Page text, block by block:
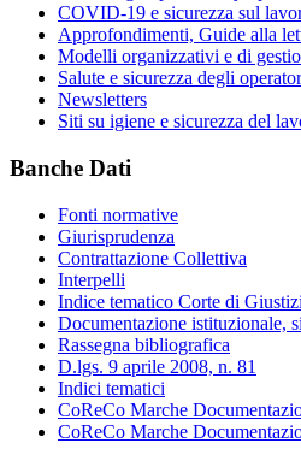
COVID-19 e sicurezza sul
Approfondimenti, Guide alla
Modelli organizzativi e di
Salute e sicurezza degli
Newsletters
Siti su igiene e sicurezza del
Banche Dati
Fonti normative
Giurisprudenza
Contrattazione Collettiva
Interpelli
Indice tematico Corte di
Documentazione istituzionale,
Rassegna bibliografica
D.lgs. 9 aprile 2008, n. 81
Indici tematici
CoReCo Marche
CoReCo Marche